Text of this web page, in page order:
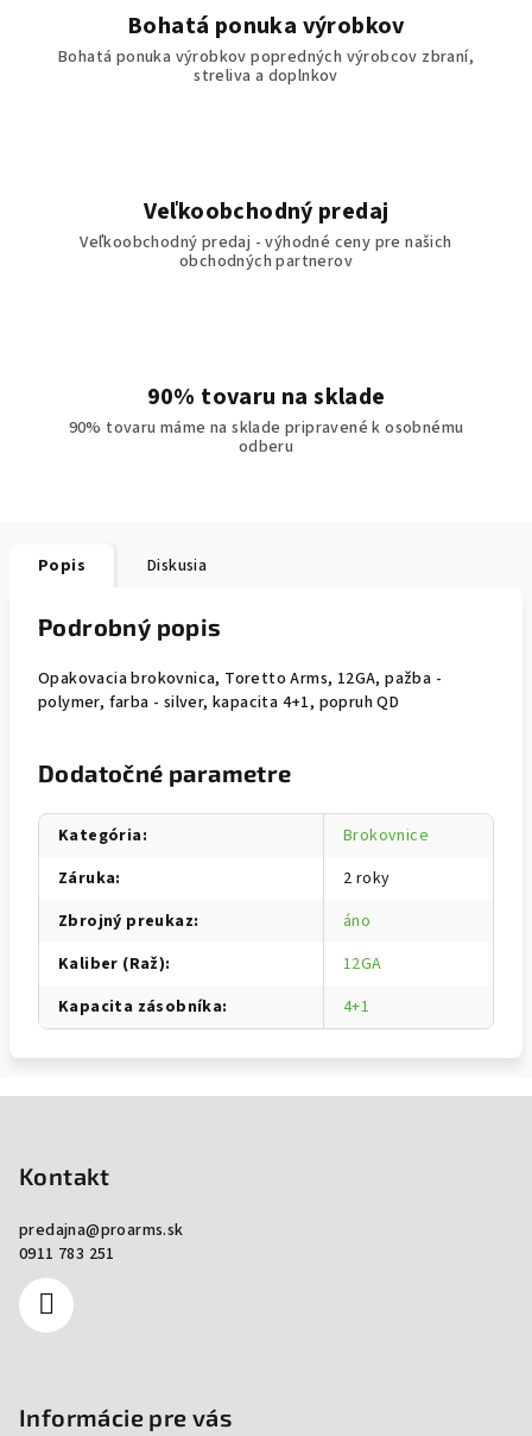
Bohatá ponuka výrobkov
Bohatá ponuka výrobkov popredných výrobcov zbraní,
streliva a doplnkov
Veľkoobchodný predaj
Veľkoobchodný predaj - výhodné ceny pre našich
obchodných partnerov
90% tovaru na sklade
90% tovaru máme na sklade pripravené k osobnému
odberu
Popis Diskusia
Podrobný popis
Opakovacia brokovnica, Toretto Arms, 12GA, pažba -
polymer, farba - silver, kapacita 4+1, popruh QD
Dodatočné parametre
Kategória:
Brokovnice
Záruka:
2 roky
Zbrojný preukaz:
áno
Kaliber (Raž):
12GA
Kapacita zásobníka: 4+1
Kontakt
predajna@proarms.sk
0911 783 251
Informácie pre vás